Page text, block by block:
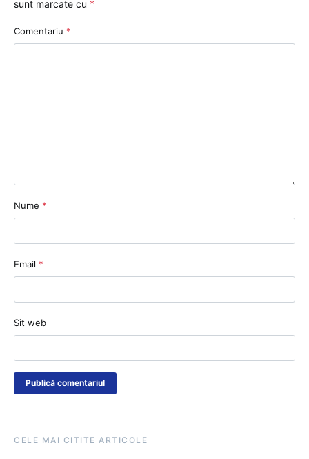
sunt marcate cu *
Comentariu *
Nume *
Email *
Sit web
CELE MAI CITITE ARTICOLE